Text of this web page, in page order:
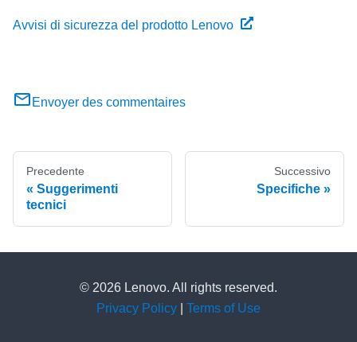
Avvisi di sicurezza del prodotto Lenovo
Envoyer des commentaires
Precedente
Suggerimenti
tecnici
Successivo
Specifiche
© 2026 Lenovo. All rights reserved.
Privacy Policy
Terms of Use